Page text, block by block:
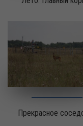
Прекрасное